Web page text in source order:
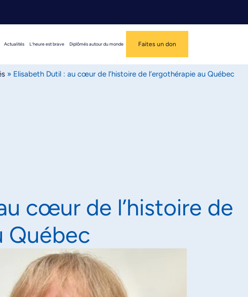
Actualités L’heure est brave Diplômés autour du monde Faites un don
» Elisabeth Dutil : au cœur de l’histoire de l’ergothérapie au Québec
cœur de l’histoire de
Québec